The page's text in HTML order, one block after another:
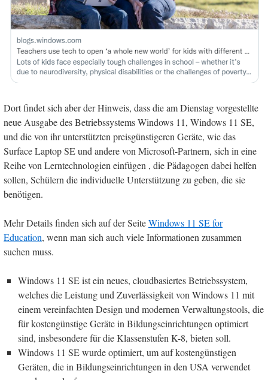
Dort findet sich aber der Hinweis, dass die am Dienstag vorgestellte
neue Ausgabe des Betriebssystems Windows 11, Windows 11 SE,
und die von ihr unterstützten preisgünstigeren Geräte, wie das
Surface Laptop SE und andere von Microsoft-Partnern, sich in eine
Reihe von Lerntechnologien einfügen , die Pädagogen dabei helfen
sollen, Schülern die individuelle Unterstützung zu geben, die sie
benötigen.
Mehr Details finden sich auf der SeiteWindows 11 SE for
Education, wenn man sich auch viele Informationen zusammen
suchen muss.
Windows 11 SE ist ein neues, cloudbasiertes Betriebssystem,
welches die Leistung und Zuverlässigkeit von Windows 11 mit
einem vereinfachten Design und modernen Verwaltungstools, die
für kostengünstige Geräte in Bildungseinrichtungen optimiert
sind, insbesondere für die Klassenstufen K-8, bieten soll.
Windows 11 SE wurde optimiert, um auf kostengünstigen
Geräten, die in Bildungseinrichtungen in den USA verwendet